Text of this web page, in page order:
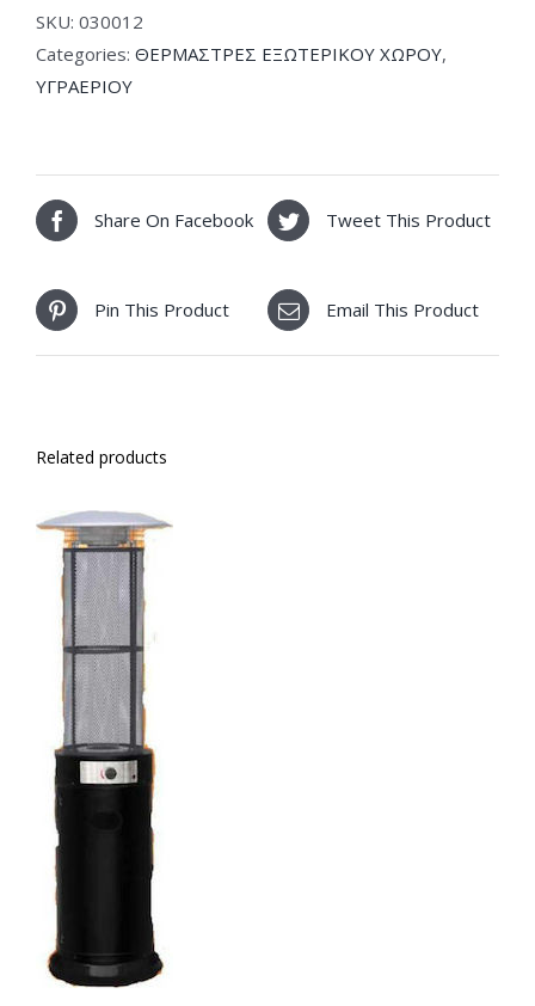
Μανιτάρι
Υγραερίου
Επιδαπέδια
SKU: 030012
Categories: ΘΕΡΜΑΣΤΡΕΣ ΕΞΩΤΕΡΙΚΟΥ ΧΩΡΟΥ,
ΥΓΡΑΕΡΙΟΥ
Share On Facebook Tweet This Product
Pin This Product Email This Product
Related products
ADD TO
CART /
ΛΕΠΤΟΜΈΡΕΙΕΣ